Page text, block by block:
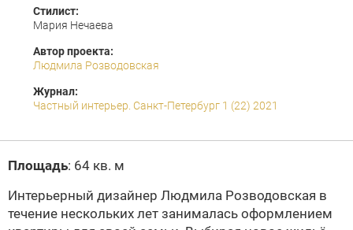
Стилист:
Мария Нечаева
Автор проекта:
Людмила Розводовская
Журнал:
Частный интерьер. Санкт-Петербург 1 (22) 2021
Площадь: 64 кв. м
Интерьерный дизайнер Людмила Розводовская в
течение нескольких лет занималась оформлением